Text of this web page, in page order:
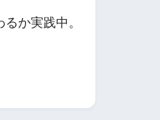
か実践中。